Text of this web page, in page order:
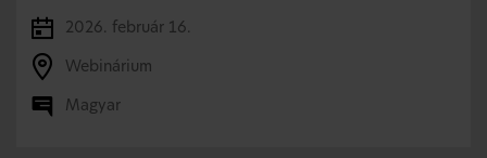
2026. február 16.
Webinárium
Magyar